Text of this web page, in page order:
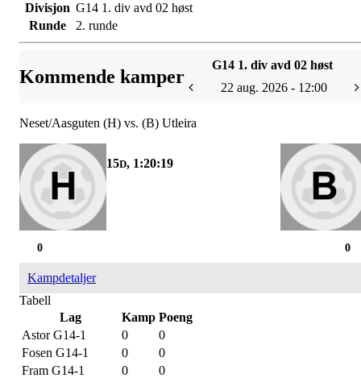
Divisjon G14 1. div avd 02 høst
Runde
2. runde
Kommende kamper
G14 1. div avd 02 høst
22 aug. 2026 - 12:00
Neset/Aasguten (H) vs. (B) Utleira
15D, 1:20:19
0
0
Kampdetaljer
Tabell
Lag
Kamp Poeng
Astor G14-1
0
0
Fosen G14-1
0
0
Fram G14-1
0
0